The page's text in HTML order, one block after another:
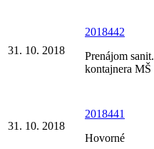
31. 10. 2018
2018442
Prenájom sanit.
kontajnera MŠ
31. 10. 2018
2018441
Hovorné